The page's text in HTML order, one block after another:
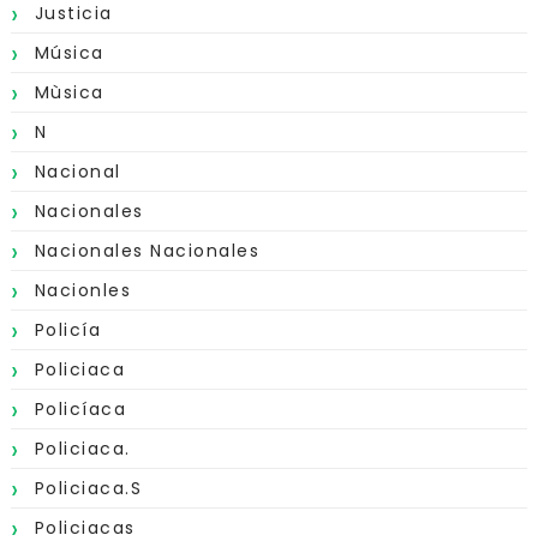
Justicia
Música
Mùsica
N
Nacional
Nacionales
Nacionales Nacionales
Nacionles
Policía
Policiaca
Policíaca
Policiaca.
Policiaca.s
Policiacas